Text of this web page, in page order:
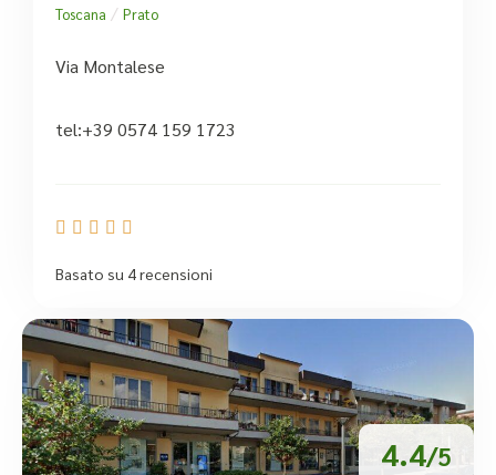
Toscana / Prato
Via Montalese
tel:+39 0574 159 1723
    
Basato su 4 recensioni
4.4/5